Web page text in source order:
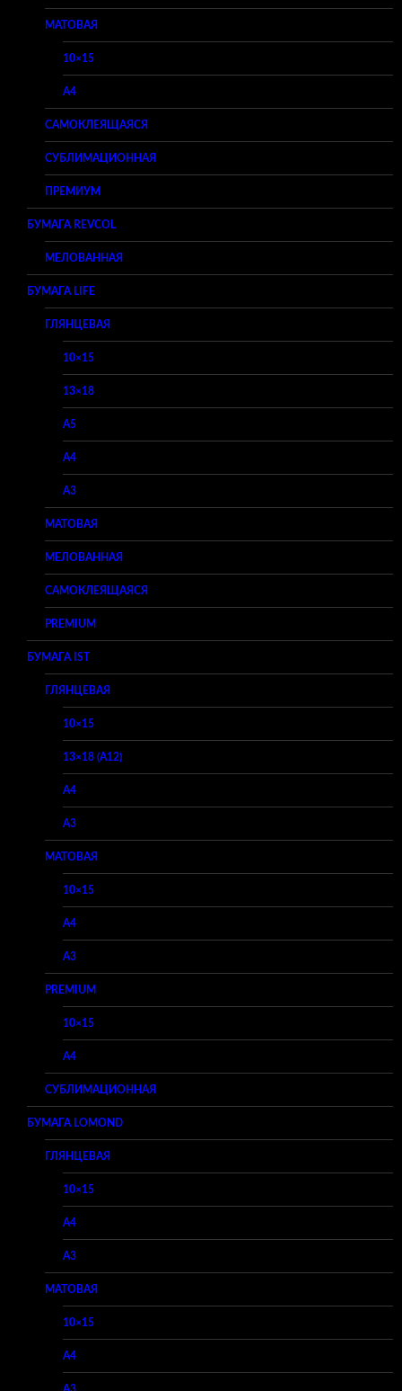
МАТОВАЯ
10×15
A4
САМОКЛЕЯЩАЯСЯ
СУБЛИМАЦИОННАЯ
ПРЕМИУМ
БУМАГА REVCOL
МЕЛОВАННАЯ
БУМАГА LIFE
ГЛЯНЦЕВАЯ
10×15
13×18
A5
A4
A3
МАТОВАЯ
МЕЛОВАННАЯ
САМОКЛЕЯЩАЯСЯ
PREMIUM
БУМАГА IST
ГЛЯНЦЕВАЯ
10×15
13×18 (A12)
A4
A3
МАТОВАЯ
10×15
A4
A3
PREMIUM
10×15
A4
СУБЛИМАЦИОННАЯ
БУМАГА LOMOND
ГЛЯНЦЕВАЯ
10×15
A4
A3
МАТОВАЯ
10×15
A4